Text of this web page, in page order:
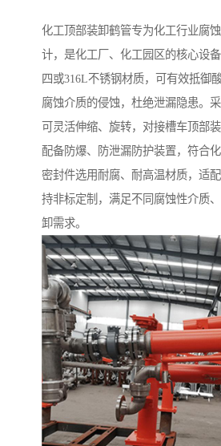
化工顶部装卸鹤管专为化工行业腐
计，是化工厂、化工园区的核心设
四或316L不锈钢材质，可有效抵御
腐蚀介质的侵蚀，杜绝泄漏隐患。
可灵活伸缩、旋转，对接槽车顶部
配备防爆、防泄漏防护装置，符合化
密封件选用耐腐、耐高温材质，适
持非标定制，满足不同腐蚀性介质
卸需求。